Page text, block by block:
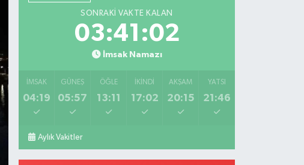
SONRAKI VAKTE KALAN
03:41:01
İmsak Namazı
İMSAK
04:19
GÜNEŞ
05:57
ÖĞLE
13:11
İKINDI
17:02
AKŞAM
20:15
YATSI
21:46
Aylık Vakitler